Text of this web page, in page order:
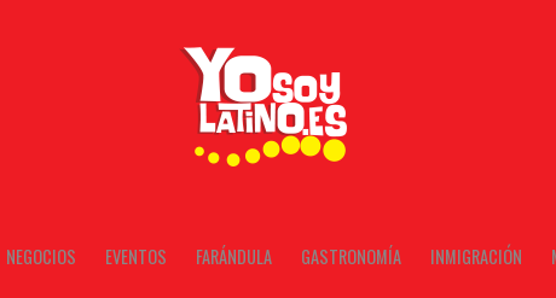
NEGOCIOS EVENTOS FARÁNDULA GASTRONOMÍA INMIGRACIÓN